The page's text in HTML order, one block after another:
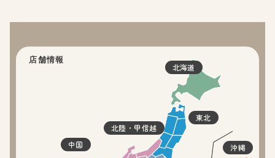
店舗情報
北海道
東北
北陸・甲信越
中国 沖縄